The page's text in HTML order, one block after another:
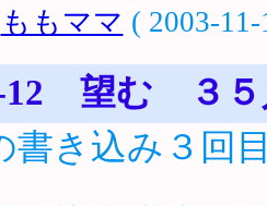
ももママ ( 2003-
12 望む ３５
書き込み３回